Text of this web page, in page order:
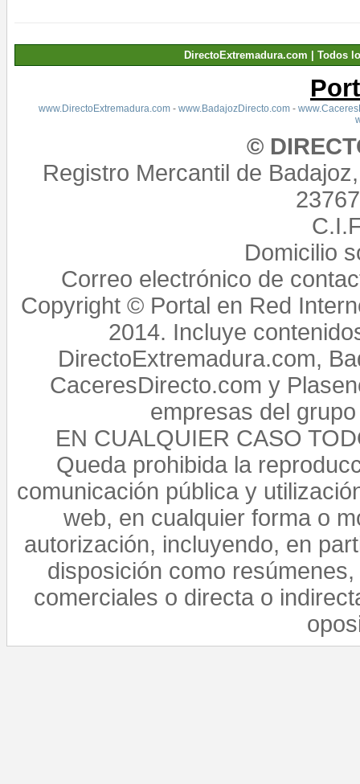
DirectoExtremadura.com | Todos
www.DirectoExtremadura.com- www.BadajozDirecto.com-
©
Registro Mercantil de
Domicilio
Correo electrónico de
Copyright © Portal en Red
2014. Incluye
DirectoExtremadura.com,
CaceresDirecto.com y
empresas del
EN CUALQUIER CASO
Queda prohibida la
comunicación pública y
web, en cualquier forma o
autorización, incluyendo, en
disposición como
comerciales o directa o